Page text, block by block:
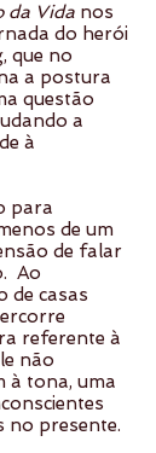
da Vida nos
do herói
que no
a postura
questão
a
à
para
de um
de falar
Ao
de casas
referente à
não
à tona, uma
no presente.